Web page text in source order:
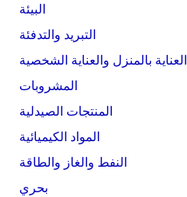
البيئة
التبريد والتدفئة
العناية بالمنزل والعناية الشخصية
المشروبات
المنتجات الصيدلية
المواد الكيميائية
النفط والغاز والطاقة
بحري